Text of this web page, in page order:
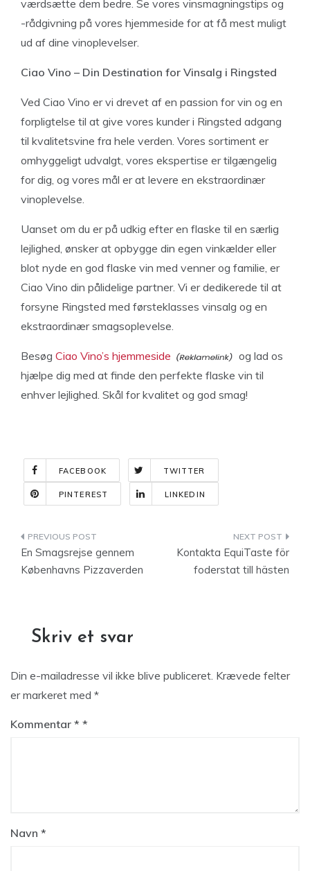
værdsætte dem bedre. Se vores vinsmagningstips og
-rådgivning på vores hjemmeside for at få mest muligt
ud af dine vinoplevelser.
Ciao Vino – Din Destination for Vinsalg i Ringsted
Ved Ciao Vino er vi drevet af en passion for vin og en
forpligtelse til at give vores kunder i Ringsted adgang
til kvalitetsvine fra hele verden. Vores sortiment er
omhyggeligt udvalgt, vores ekspertise er tilgængelig
for dig, og vores mål er at levere en ekstraordinær
vinoplevelse.
Uanset om du er på udkig efter en flaske til en særlig
lejlighed, ønsker at opbygge din egen vinkælder eller
blot nyde en god flaske vin med venner og familie, er
Ciao Vino din pålidelige partner. Vi er dedikerede til at
forsyne Ringsted med førsteklasses vinsalg og en
ekstraordinær smagsoplevelse.
Besøg Ciao Vino’s hjemmeside
og lad os
hjælpe dig med at finde den perfekte flaske vin til
enhver lejlighed. Skål for kvalitet og god smag!
FACEBOOK TWITTER
PINTEREST LINKEDIN
Indlægsnavigation
En Smagsrejse gennem
Københavns Pizzaverden
Kontakta EquiTaste för
foderstat till hästen
Skriv et svar
Din e-mailadresse vil ikke blive publiceret. Krævede felter
er markeret med *
Kommentar *
Navn *